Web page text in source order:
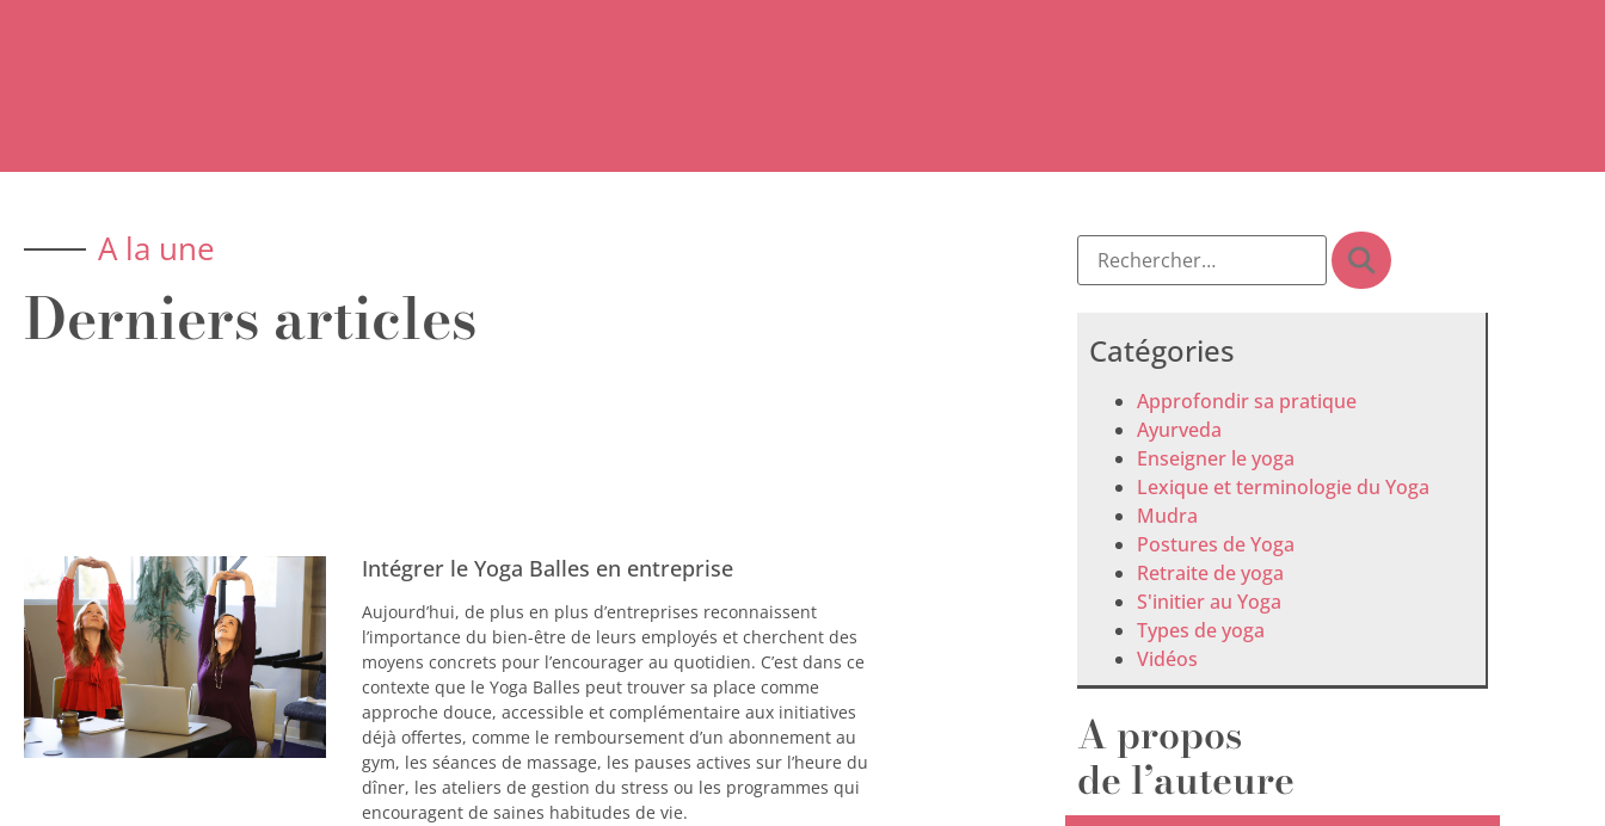
A la une
Derniers articles
Intégrer le Yoga Balles en entreprise
Aujourd’hui, de plus en plus d’entreprises reconnaissent
l’importance du bien-être de leurs employés et cherchent des
moyens concrets pour l’encourager au quotidien. C’est dans ce
contexte que le Yoga Balles peut trouver sa place comme
approche douce, accessible et complémentaire aux initiatives
déjà offertes, comme le remboursement d’un abonnement au
gym, les séances de massage, les pauses actives sur l’heure du
dîner, les ateliers de gestion du stress ou les programmes qui
encouragent de saines habitudes de vie.
Catégories
Approfondir sa pratique
Ayurveda
Enseigner le yoga
Lexique et terminologie du Yoga
Mudra
Postures de Yoga
Retraite de yoga
S'initier au Yoga
Types de yoga
Vidéos
A propos
de l’auteure